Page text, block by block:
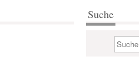
Suche
Suchen